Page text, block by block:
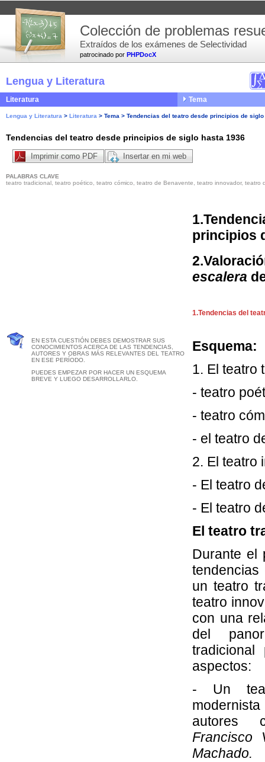
patrocinado por PHPDocX
Colección de problemas
Extraídos de los exámenes de Selectividad
Lengua y Literatura
Literatura Tema
Lengua y Literatura > Literatura > Tema > Tendencias del teatro desde principios de siglo
Tendencias del teatro desde principios de siglo hasta 1936
Imprimir como PDF Insertar en mi web
PALABRAS CLAVE
teatro tradicional, teatro poético, teatro cómico, teatro de Benavente, teatro innovador, teatro
principios
escalera
1.Tendencias del
EN ESTA CUESTIÓN DEBES DEMOSTRAR SUS
CONOCIMIENTOS ACERCA DE LAS TENDENCIAS,
AUTORES Y OBRAS MÁS RELEVANTES DEL TEATRO
EN ESE PERÍODO.
PUEDES EMPEZAR POR HACER UN ESQUEMA
BREVE Y LUEGO DESARROLLARLO.
Esquema:
1. El teatro
- teatro
- teatro
- el teatro
2. El teatro
- El teatro
- El teatro
El teatro
Durante el
tendencias
un teatro
teatro
con una
del
aspectos:
- Un
autores
Francisco
Machado.